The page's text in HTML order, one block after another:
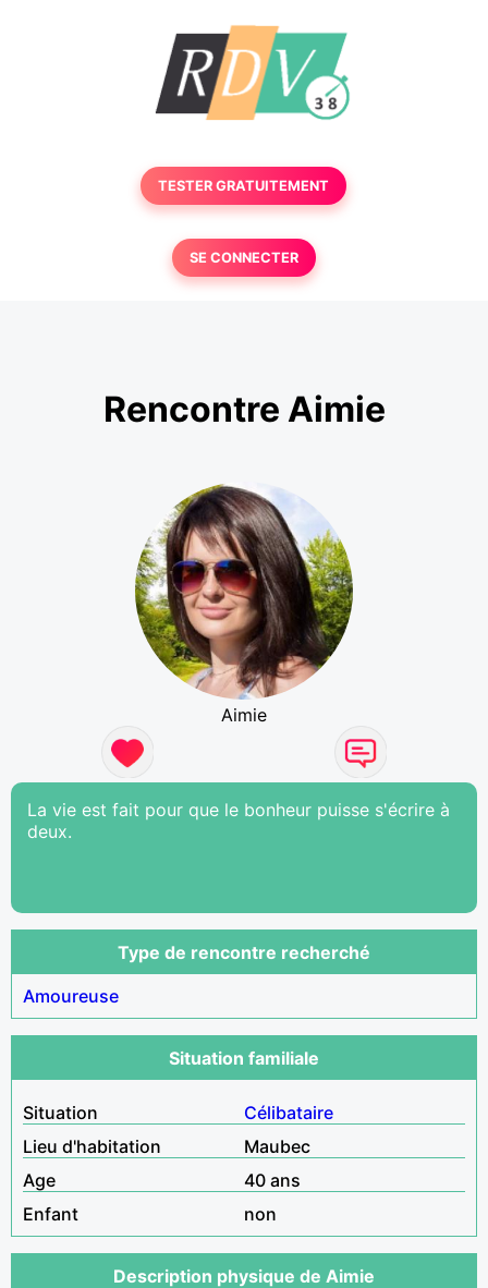
TESTER GRATUITEMENT
SE CONNECTER
Rencontre Aimie
Aimie
La vie est fait pour que le bonheur puisse s'écrire à
deux.
Type de rencontre recherché
Amoureuse
Situation familiale
Situation
Célibataire
Lieu d'habitation
Maubec
Age
40 ans
Enfant
non
Description physique de Aimie